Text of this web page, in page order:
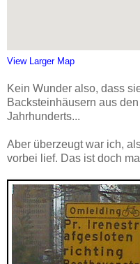
View Larger Map
Kein Wunder also, dass
Backsteinhäusern aus
Jahrhunderts...
Aber überzeugt war ich,
vorbei lief. Das ist doch